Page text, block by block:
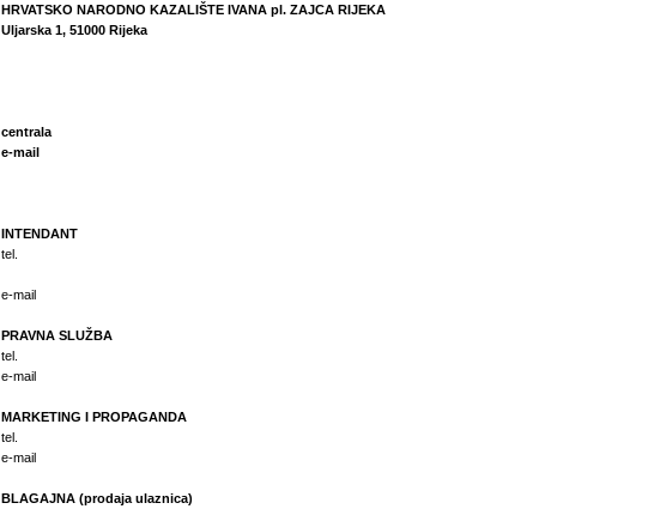
HRVATSKO NARODNO KAZALIŠTE IVANA pl. ZAJCA RIJEKA
Uljarska 1, 51000 Rijeka
centrala
e-mail
INTENDANT
tel.
e-mail
PRAVNA SLUŽBA
tel.
e-mail
MARKETING I PROPAGANDA
tel.
e-mail
BLAGAJNA (prodaja ulaznica)